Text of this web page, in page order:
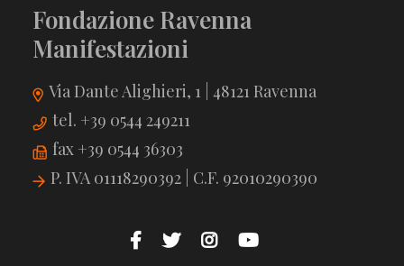
Fondazione Ravenna
Manifestazioni
Via Dante Alighieri, 1 | 48121 Ravenna
tel. +39 0544 249211
fax +39 0544 36303
P. IVA 01118290392 | C.F. 92010290390